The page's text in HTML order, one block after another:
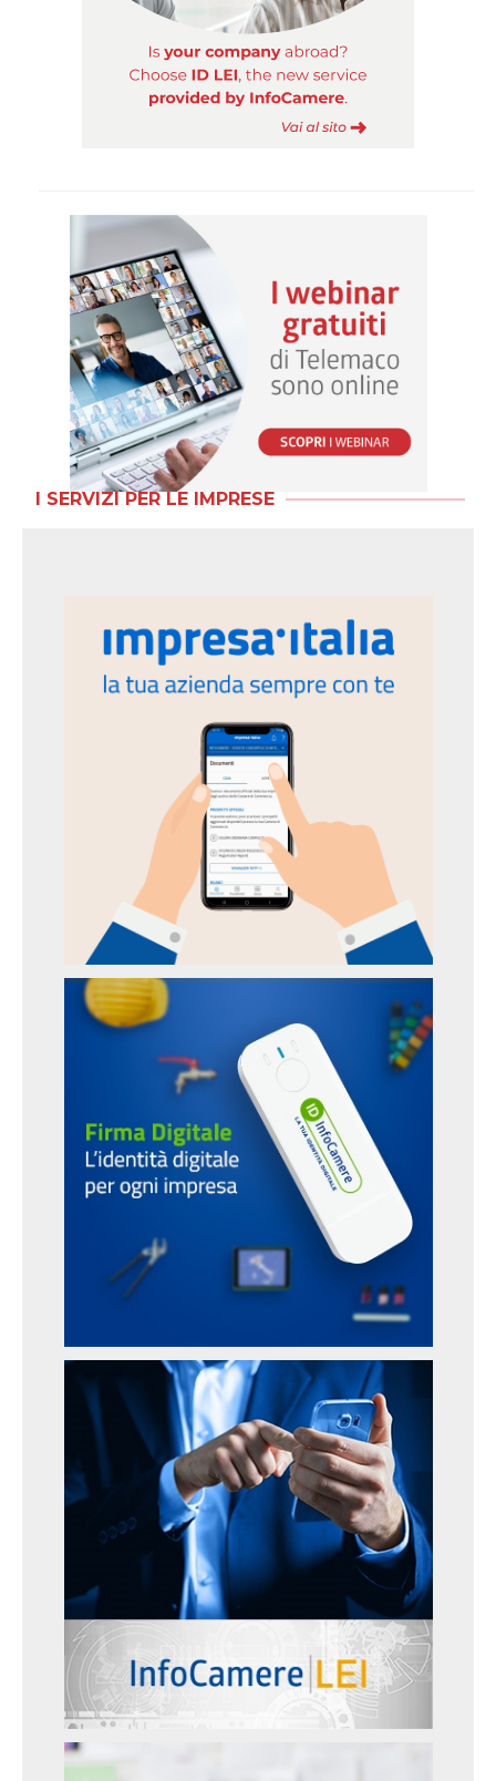
I SERVIZI PER LE IMPRESE